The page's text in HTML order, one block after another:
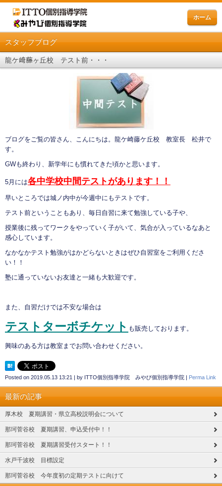
ホーム
スタッフブログ
龍ケ﨑藤ヶ丘校 テスト前・・・
ブログをご覧の皆さん、こんにちは。龍ケ崎藤ケ丘校 教室長 松井で
す。
GWも終わり、新学年にも慣れてきた頃かと思います。
5月には各中学校中間テストがあります！！
早いところでは城ノ内中が今週中にもテストです。
テスト前ということもあり、毎日自習に来て勉強している子や、
授業後に残ってワークをやっていく子がいて、気合が入っているなあと
感心しています。
なかなかテスト勉強がはかどらないときはぜひ自習室をご利用くださ
い！！
塾に通っていないお友達と一緒も大歓迎です。
また、自習だけでは不安な場合は
テストターボチケット も販売しております。
興味のある方は教室までお問い合わせください。
Posted on 2019.05.13 13:21 | by ITTO個別指導学院 みやび個別指導学院 | Perma Link
最新の記事
厚木校 夏期講習・県立高校説明会について
那珂菅谷校 夏期講習、申込受付中！！
那珂菅谷校 夏期講習受付スタート！！
水戸千波校 目標設定
那珂菅谷校 今年度初の定期テストに向けて